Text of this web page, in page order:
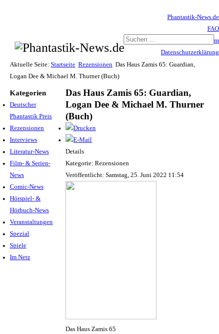
Phantastik-News.de
FAQ
Impressum
Datenschutzerklärung
Haftungsausschluss
Aktuelle Seite: Startseite Rezensionen Das Haus Zamis 65: Guardian,
Logan Dee & Michael M. Thurner (Buch)
Kategorien
Deutscher
Phantastik Preis
Rezensionen
Interviews
Literatur-News
Film- & Serien-
News
Comic-News
Hörspiel- &
Hörbuch-News
Veranstaltungen
Spezial
Spiele
Im Netz
Das Haus Zamis 65: Guardian,
Logan Dee & Michael M. Thurner
(Buch)
Details
Kategorie: Rezensionen
Veröffentlicht: Samstag, 25. Juni 2022 11:54
Das Haus Zamis 65